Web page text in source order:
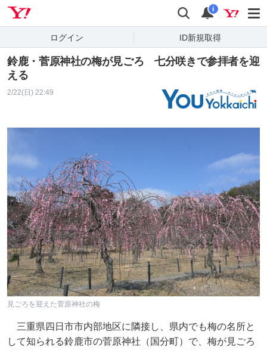
検索 通知
i
ログイン ID新規取得
鈴鹿・菅原神社の梅が見ごろ 七分咲きで参拝者を迎
える
2/22(日) 22:49
見ごろを迎えた菅原神社の梅
三重県四日市市内部地区に隣接し、県内でも梅の名所と
して知られる鈴鹿市の菅原神社（国分町）で、梅が見ごろ